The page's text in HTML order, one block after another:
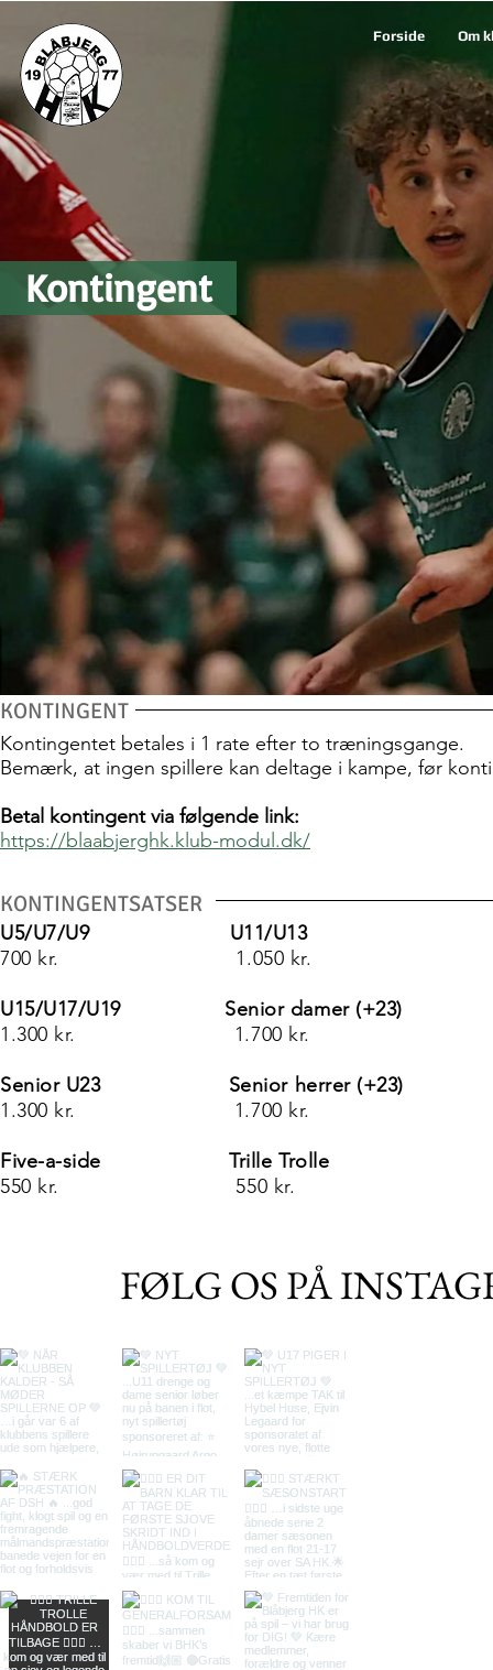
Forside Om
Kontingent
KONTINGENT
Kontingentet betales i 1 rate efter to træningsgange.
Bemærk, at ingen spillere kan deltage i kampe, før
Betal kontingent via følgende link:
https://blaabjerghk.klub-modul.dk/
KONTINGENTSATSER
U5/U7/U9 U11/U13
700 kr. 1.050 kr.
U15/U17/U19 Senior damer (+23)
1.300 kr. 1.700 kr.
Senior U23 Senior herrer (+23)
1.300 kr. 1.700 kr.
Five-a-side
Trille Trolle
550 kr. 550 kr.
FØLG OS PÅ